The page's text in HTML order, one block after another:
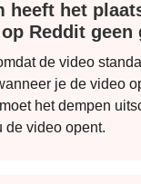
heeft het
Reddit geen
de video
je de video
het dempen
de video opent.